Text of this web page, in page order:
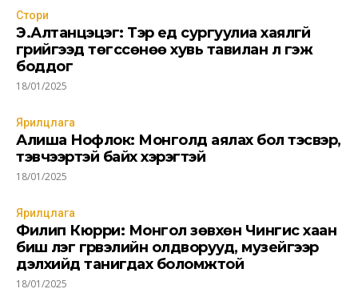
Имэйл мэдээ
мэдээллийг шуурхай аваарай.
Биүйлчилгээний нөхцөлүүдтэйтанилцсан.
Стори
Э.Алтанцэцэг: Тэр үед сургуулиа хаялгүй
гүрийгээд төгссөнөө хувь тавилан л гэж
боддог
18/01/2025
Ярилцлага
Алиша Нофлок: Монголд аялах бол тэсвэр,
тэвчээртэй байх хэрэгтэй
18/01/2025
Ярилцлага
Филип Кюрри: Монгол зөвхөн Чингис хаан
биш үлэг гүрвэлийн олдворууд, музейгээр
дэлхийд танигдах боломжтой
18/01/2025